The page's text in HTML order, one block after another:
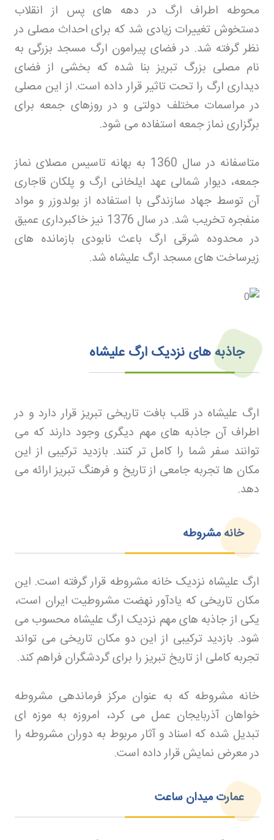
محوطه اطراف ارگ در دهه های پس از انقلاب
دستخوش تغییرات زیادی شد که برای احداث مصلی در
نظر گرفته شد. در فضای پیرامون ارگ مسجد بزرگی به
نام مصلی بزرگ تبریز بنا شده که بخشی از فضای
دیداری ارگ را تحت تاثیر قرار داده است. از این مصلی
در مراسمات مختلف دولتی و در روزهای جمعه برای
برگزاری نماز جمعه استفاده می شود.
متاسفانه در سال 1360 به بهانه تاسیس مصلای نماز
جمعه، دیوار شمالی عهد ایلخانی ارگ و پلکان قاجاری
آن توسط جهاد سازندگی با استفاده از بولدوزر و مواد
منفجره تخریب شد. در سال 1376 نیز خاکبرداری عمیق
در محدوده شرقی ارگ باعث نابودی بازمانده های
زیرساخت های مسجد ارگ علیشاه شد.
جاذبه های نزدیک ارگ علیشاه
ارگ علیشاه در قلب بافت تاریخی تبریز قرار دارد و در
اطراف آن جاذبه های مهم دیگری وجود دارند که می
توانند سفر شما را کامل تر کنند. بازدید ترکیبی از این
مکان ها تجربه جامعی از تاریخ و فرهنگ تبریز ارائه می
دهد.
خانه مشروطه
ارگ علیشاه نزدیک خانه مشروطه قرار گرفته است. این
مکان تاریخی که یادآور نهضت مشروطیت ایران است،
یکی از جاذبه های مهم نزدیک ارگ علیشاه محسوب می
شود. بازدید ترکیبی از این دو مکان تاریخی می تواند
تجربه کاملی از تاریخ تبریز را برای گردشگران فراهم کند.
خانه مشروطه که به عنوان مرکز فرماندهی مشروطه
خواهان آذربایجان عمل می کرد، امروزه به موزه ای
تبدیل شده که اسناد و آثار مربوط به دوران مشروطه را
در معرض نمایش قرار داده است.
عمارت میدان ساعت